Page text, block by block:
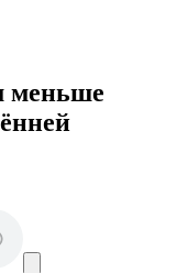
меньше